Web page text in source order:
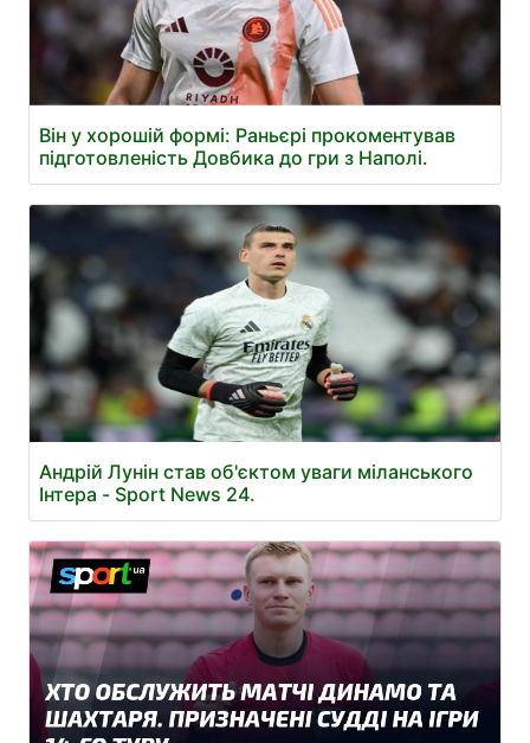
Він у хорошій формі: Раньєрі прокоментував
підготовленість Довбика до гри з Наполі.
Андрій Лунін став об'єктом уваги міланського
Інтера - Sport News 24.